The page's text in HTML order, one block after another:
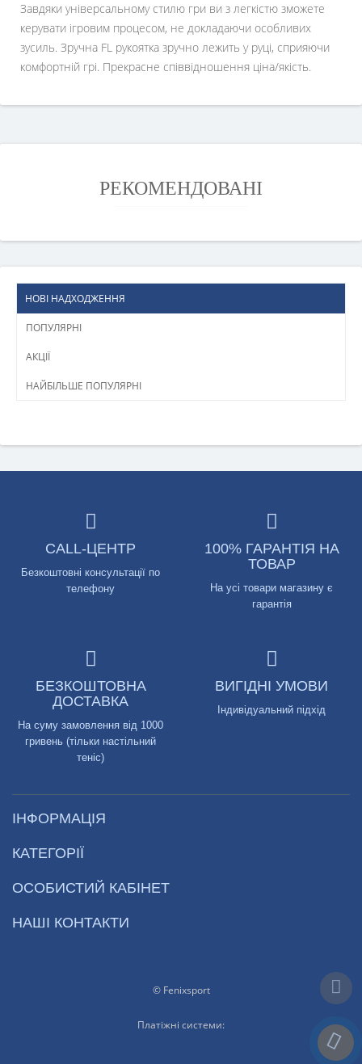
Завдяки універсальному стилю гри ви з легкістю зможете
керувати ігровим процесом, не докладаючи особливих
зусиль. Зручна FL рукоятка зручно лежить у руці, сприяючи
комфортній грі. Прекрасне співвідношення ціна/якість.
РЕКОМЕНДОВАНІ
НОВІ НАДХОДЖЕННЯ
ПОПУЛЯРНІ
АКЦІЇ
НАЙБІЛЬШЕ ПОПУЛЯРНІ
CALL-ЦЕНТР
Безкоштовні консультації по
телефону
100% ГАРАНТІЯ НА
ТОВАР
На усі товари магазину є
гарантія
БЕЗКОШТОВНА
ДОСТАВКА
На суму замовлення від 1000
гривень (тільки настільний
теніс)
ВИГІДНІ УМОВИ
Індивідуальний підхід
ІНФОРМАЦІЯ
КАТЕГОРІЇ
ОСОБИСТИЙ КАБІНЕТ
НАШІ КОНТАКТИ
© Fenixsport
Платіжні системи: